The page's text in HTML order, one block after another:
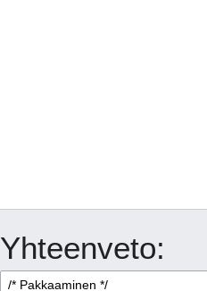
Yhteenveto: